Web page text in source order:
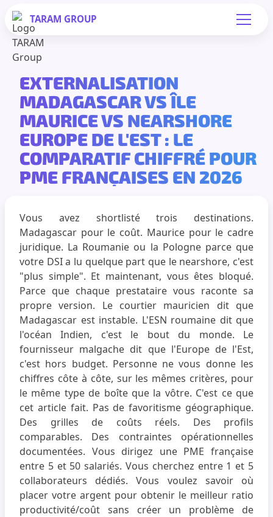
TARAM GROUP
EXTERNALISATION
MADAGASCAR VS ÎLE
MAURICE VS NEARSHORE
EUROPE DE L'EST : LE
COMPARATIF CHIFFRÉ POUR
PME FRANÇAISES EN 2026
Vous avez shortlisté trois destinations.
Madagascar pour le coût. Maurice pour le cadre
juridique. La Roumanie ou la Pologne parce que
votre DSI a lu quelque part que le nearshore, c'est
"plus simple". Et maintenant, vous êtes bloqué.
Parce que chaque prestataire vous raconte sa
propre version. Le courtier mauricien dit que
Madagascar est instable. L'ESN roumaine dit que
l'océan Indien, c'est le bout du monde. Le
fournisseur malgache dit que l'Europe de l'Est,
c'est hors budget. Personne ne vous donne les
chiffres côte à côte, sur les mêmes critères, pour
le même type de boîte que la vôtre. C'est ce que
cet article fait. Pas de favoritisme géographique.
Des grilles de coûts réels. Des profils
comparables. Des contraintes opérationnelles
documentées. Vous dirigez une PME française
entre 5 et 50 salariés. Vous cherchez entre 1 et 5
collaborateurs dédiés. Vous voulez savoir où
placer votre argent pour obtenir le meilleur ratio
productivité/coût sans créer un problème de